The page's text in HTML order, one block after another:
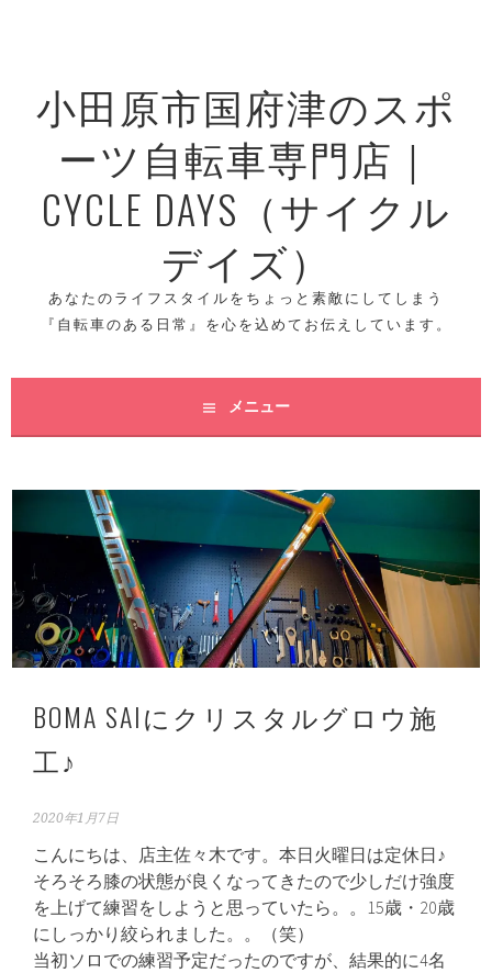
小田原市国府津のスポ
ーツ自転車専門店｜
CYCLE DAYS（サイクル
デイズ）
あなたのライフスタイルをちょっと素敵にしてしまう
『自転車のある日常』を心を込めてお伝えしています。
メニュー
BOMA SAIにクリスタルグロウ施
工♪
2020年1月7日
こんにちは、店主佐々木です。本日火曜日は定休日♪
そろそろ膝の状態が良くなってきたので少しだけ強度
を上げて練習をしようと思っていたら。。15歳・20歳
にしっかり絞られました。。（笑）
当初ソロでの練習予定だったのですが、結果的に4名